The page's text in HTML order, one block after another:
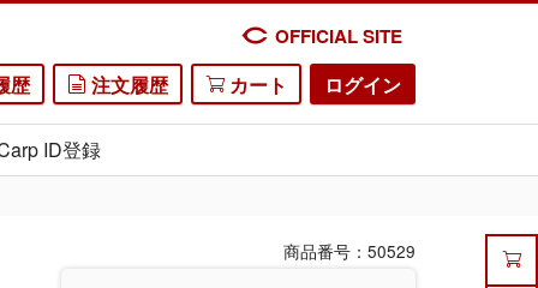
OFFICIAL SITE
歴 注文履歴 カート ログイン
ID登録
商品番号：50529